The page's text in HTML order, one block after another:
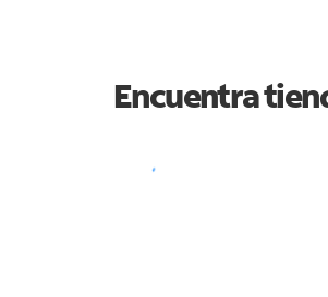
Encuentra